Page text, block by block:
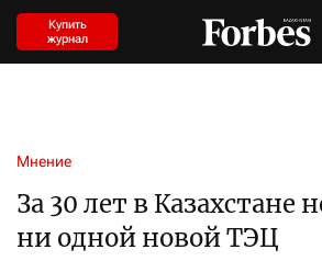
Купить
журнал
Мнение
За 30 лет в Казахстане
ни одной новой ТЭЦ